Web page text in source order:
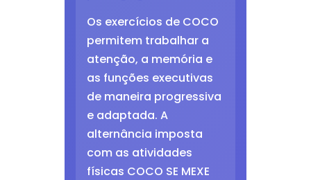
Os exercícios de COCO
permitem trabalhar a
atenção, a memória e
as funções executivas
de maneira progressiva
e adaptada. A
alternância imposta
com as atividades
físicas COCO SE MEXE